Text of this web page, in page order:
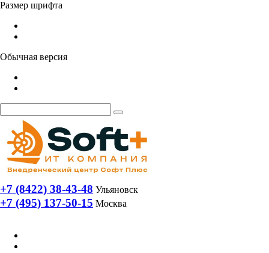
Размер шрифта
Обычная версия
+7 (8422) 38-43-48 Ульяновск
+7 (495) 137-50-15 Москва